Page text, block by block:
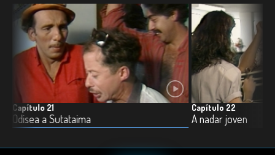
Capítulo 21
Odisea a Sutataima
Capítulo 22
A nadar joven